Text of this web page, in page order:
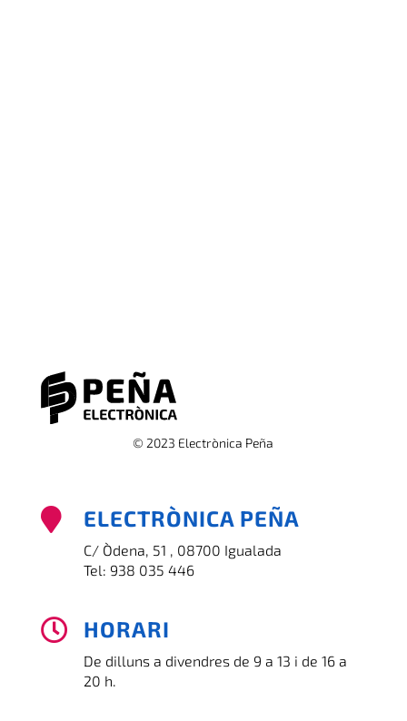
© 2023 Electrònica Peña
 ELECTRÒNICA PEÑA
C/ Òdena, 51 , 08700 Igualada
Tel: 938 035 446
 HORARI
De dilluns a divendres de 9 a 13 i de 16 a
20 h.